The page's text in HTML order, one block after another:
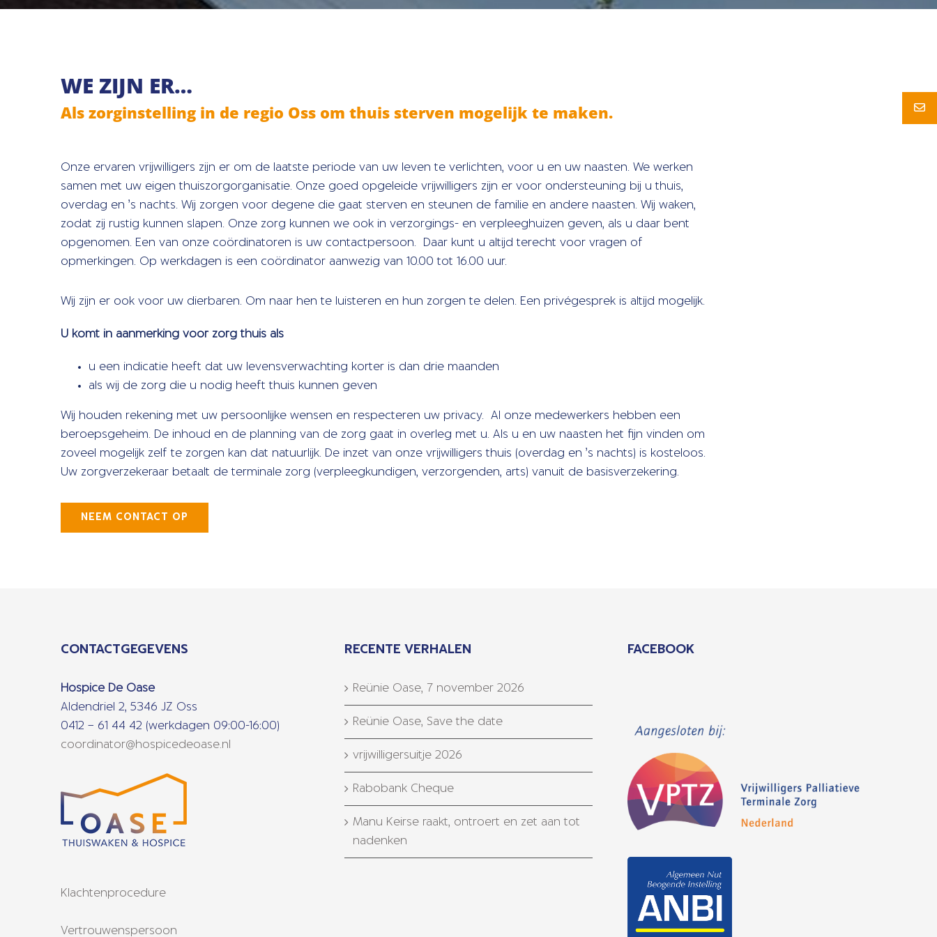
WE ZIJN ER…
Als zorginstelling in de regio Oss om thuis sterven mogelijk te maken.
Onze ervaren vrijwilligers zijn er om de laatste periode van uw leven te verlichten, voor u en uw naasten. We werken
samen met uw eigen thuiszorgorganisatie. Onze goed opgeleide vrijwilligers zijn er voor ondersteuning bij u thuis,
overdag en ’s nachts. Wij zorgen voor degene die gaat sterven en steunen de familie en andere naasten. Wij waken,
zodat zij rustig kunnen slapen. Onze zorg kunnen we ook in verzorgings- en verpleeghuizen geven, als u daar bent
opgenomen. Een van onze coördinatoren is uw contactpersoon. Daar kunt u altijd terecht voor vragen of
opmerkingen. Op werkdagen is een coördinator aanwezig van 10.00 tot 16.00 uur.
Wij zijn er ook voor uw dierbaren. Om naar hen te luisteren en hun zorgen te delen. Een privégesprek is altijd mogelijk.
U komt in aanmerking voor zorg thuis als
u een indicatie heeft dat uw levensverwachting korter is dan drie maanden
als wij de zorg die u nodig heeft thuis kunnen geven
Wij houden rekening met uw persoonlijke wensen en respecteren uw privacy. Al onze medewerkers hebben een
beroepsgeheim. De inhoud en de planning van de zorg gaat in overleg met u. Als u en uw naasten het fijn vinden om
zoveel mogelijk zelf te zorgen kan dat natuurlijk. De inzet van onze vrijwilligers thuis (overdag en ’s nachts) is kosteloos.
Uw zorgverzekeraar betaalt de terminale zorg (verpleegkundigen, verzorgenden, arts) vanuit de basisverzekering.
NEEM CONTACT OP
CONTACTGEGEVENS
Hospice De Oase
Aldendriel 2, 5346 JZ Oss
0412 – 61 44 42 (werkdagen 09:00-16:00)
coordinator@hospicedeoase.nl
Klachtenprocedure
Vertrouwenspersoon
RECENTE VERHALEN
Reünie Oase, 7 november 2026
Reünie Oase, Save the date
vrijwilligersuitje 2026
Rabobank Cheque
Manu Keirse raakt, ontroert en zet aan tot
nadenken
FACEBOOK